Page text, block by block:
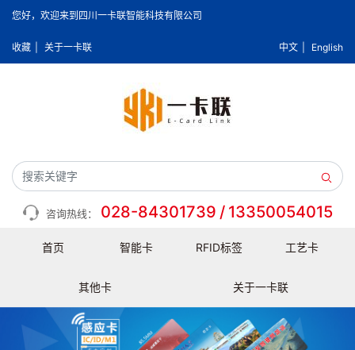
您好，欢迎来到四川一卡联智能科技有限公司
收藏 关于一卡联 中文 English
咨询热线： 028-84301739 / 13350054015
首页 智能卡 RFID标签 工艺卡
其他卡 关于一卡联